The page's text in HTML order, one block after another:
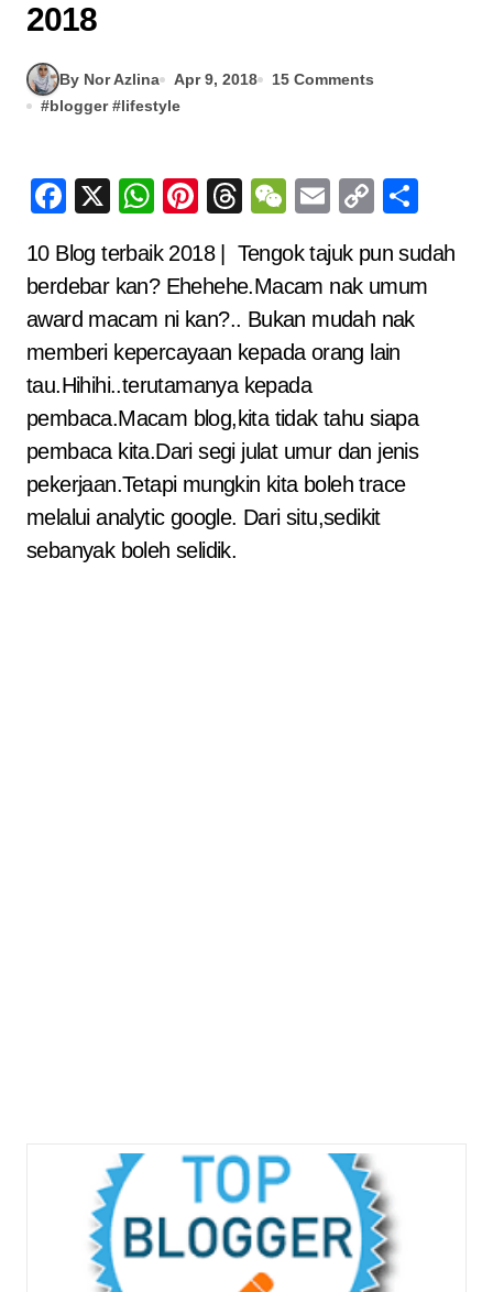
2018
By Nor Azlina Apr 9, 2018
15 Comments
#blogger #lifestyle
Facebook
X WhatsApp
Pinterest
Threads
WeChat
EmailCopy
10 Blog terbaik 2018 | Tengok tajuk pun sudah
berdebar kan? Ehehehe.Macam nak umum
award macam ni kan?.. Bukan mudah nak
memberi kepercayaan kepada orang lain
tau.Hihihi..terutamanya kepada
pembaca.Macam blog,kita tidak tahu siapa
pembaca kita.Dari segi julat umur dan jenis
pekerjaan.Tetapi mungkin kita boleh trace
melalui analytic google. Dari situ,sedikit
sebanyak boleh selidik.